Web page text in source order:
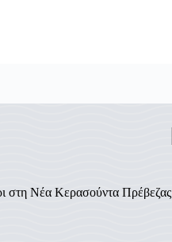
στη Νέα Κερασούντα Πρέβεζας